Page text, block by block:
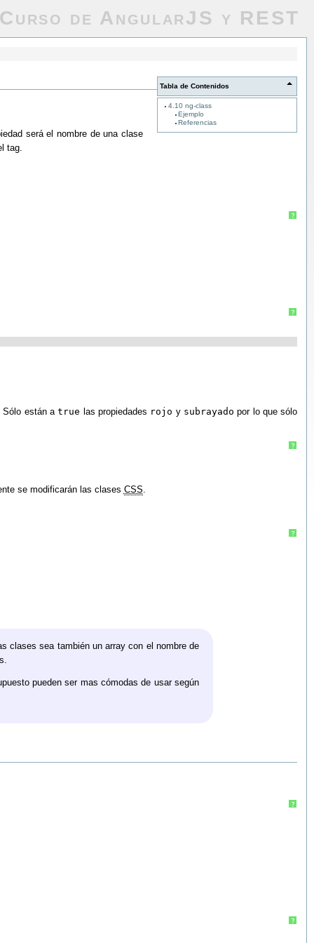
Curso de AngularJS y REST
Tabla de Contenidos
4.10 ng-class
Ejemplo
Referencias
será el nombre de una clase
tag.
?
?
Sólo están atrue las propiedades rojo y subrayado por lo que sólo
?
se modificarán las clases CSS
?
clases sea también un array con el nombre de
pueden ser mas cómodas de usar según
?
?